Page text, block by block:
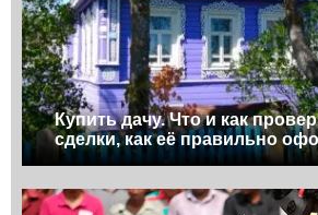
Купить дачу. Что и как
сделки, как её правильно